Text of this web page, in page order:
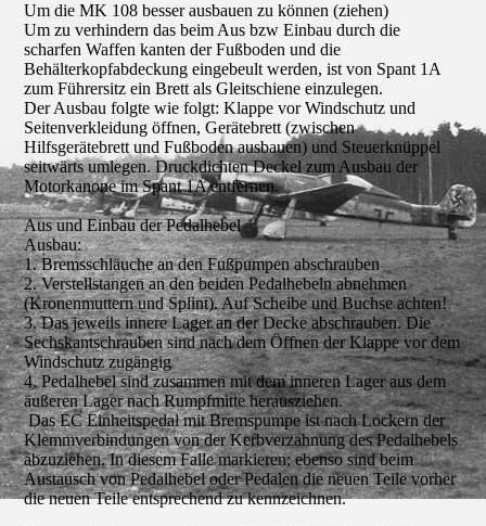
Um die MK 108 besser ausbauen zu können (ziehen)
Um zu verhindern das beim Aus bzw Einbau durch die
scharfen Waffen kanten der Fußboden und die
Behälterkopfabdeckung eingebeult werden, ist von Spant 1A
zum Führersitz ein Brett als Gleitschiene einzulegen.
Der Ausbau folgte wie folgt: Klappe vor Windschutz und
Seitenverkleidung öffnen, Gerätebrett (zwischen
Hilfsgerätebrett und Fußboden ausbauen) und Steuerknüppel
seitwärts umlegen. Druckdichten Deckel zum Ausbau der
Motorkanone im Spant 1A entfernen.
Aus und Einbau der Pedalhebel
Ausbau:
1. Bremsschläuche an den Fußpumpen abschrauben
2. Verstellstangen an den beiden Pedalhebeln abnehmen
(Kronenmuttern und Splint). Auf Scheibe und Buchse achten!
3. Das jeweils innere Lager an der Decke abschrauben. Die
Sechskantschrauben sind nach dem Öffnen der Klappe vor dem
Windschutz zugängig
4. Pedalhebel sind zusammen mit dem inneren Lager aus dem
äußeren Lager nach Rumpfmitte herausziehen.
Das EC Einheitspedal mit Bremspumpe ist nach Lockern der
Klemmverbindungen von der Kerbverzahnung des Pedalhebels
abzuziehen. In diesem Falle markieren; ebenso sind beim
Austausch von Pedalhebel oder Pedalen die neuen Teile vorher
die neuen Teile entsprechend zu kennzeichnen.